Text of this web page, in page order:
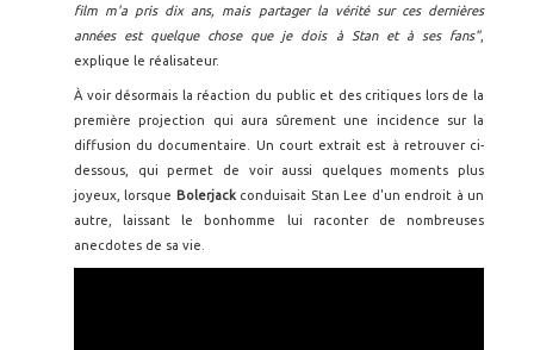
film m'a pris dix ans, mais partager la vérité sur ces dernières
années est quelque chose que je dois à Stan et à ses fans",
explique le réalisateur.
À voir désormais la réaction du public et des critiques lors de la
première projection qui aura sûrement une incidence sur la
diffusion du documentaire. Un court extrait est à retrouver ci-
dessous, qui permet de voir aussi quelques moments plus
joyeux, lorsque Bolerjack conduisait Stan Lee d'un endroit à un
autre, laissant le bonhomme lui raconter de nombreuses
anecdotes de sa vie.